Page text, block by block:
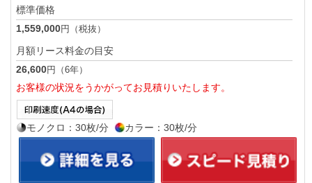
標準価格
1,559,000円（税抜）
月額リース料金の目安
26,600円（6年）
お客様の状況をうかがってお見積りいたします。
モノクロ：30枚/分 カラー：30枚/分